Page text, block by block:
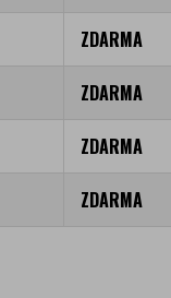
ZDARMA
ZDARMA
ZDARMA
ZDARMA